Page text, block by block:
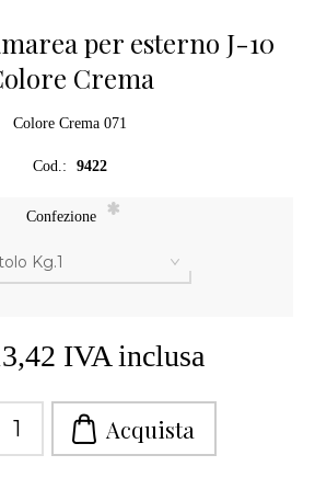
per esterno J-10
Crema
Colore Crema 071
Cod.: 9422
Confezione *
IVA inclusa